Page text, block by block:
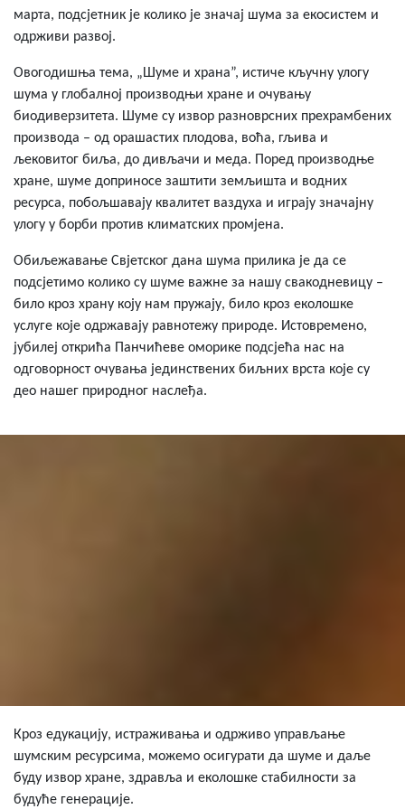
марта, подсjетник је колико је значај шума за екосистем и
одрживи развој.
Овогодишња тема, „Шуме и храна”, истиче кључну улогу
шума у глобалној производњи хране и очувању
биодиверзитета. Шуме су извор разноврсних прехрамбених
производа – од орашастих плодова, воћа, гљива и
љековитог биља, до дивљачи и меда. Поред производње
хране, шуме доприносе заштити земљишта и водних
ресурса, побољшавају квалитет ваздуха и играју значајну
улогу у борби против климатских промјена.
Обиљежавање Свјетског дана шума прилика је да се
подсјетимо колико су шуме важне за нашу свакодневицу –
било кроз храну коју нам пружају, било кроз еколошке
услуге које одржавају равнотежу природе. Истовремено,
јубилеј открића Панчићеве оморике подсјећа нас на
одговорност очувања јединствених биљних врста које су
део нашег природног наслеђа.
Кроз едукацију, истраживања и одрживо управљање
шумским ресурсима, можемо осигурати да шуме и даље
буду извор хране, здравља и еколошке стабилности за
будуће генерације.